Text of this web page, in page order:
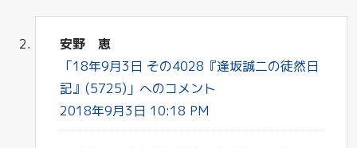
安野 恵
「18年9月3日 その4028『逢坂誠二の徒然日
記』(5725)」へのコメント
2018年9月3日 10:18 PM